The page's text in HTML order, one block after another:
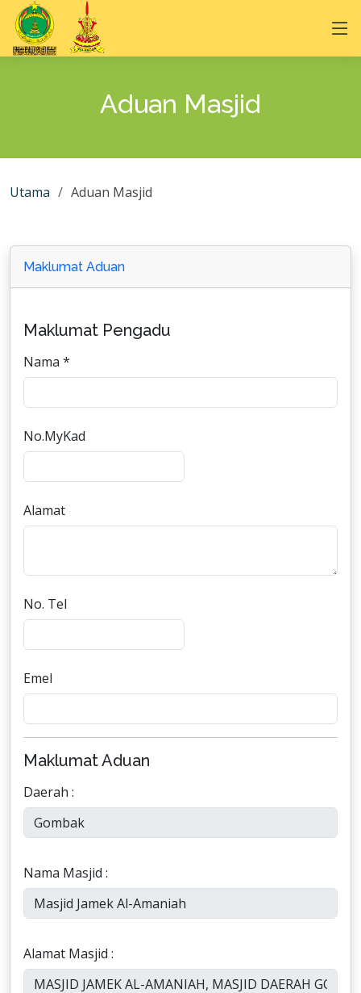
Aduan Masjid
Utama Aduan Masjid
Maklumat Aduan
Maklumat Pengadu
Nama *
No.MyKad
Alamat
No. Tel
Emel
Maklumat Aduan
Daerah :
Nama Masjid :
Alamat Masjid :